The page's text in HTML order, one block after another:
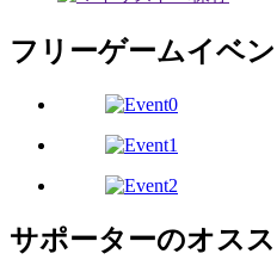
フリーゲームイベン
サポーターのオス